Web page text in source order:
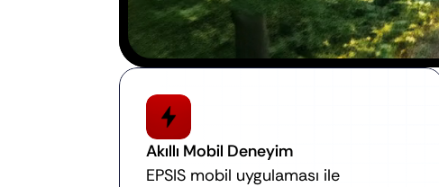
Akıllı Mobil Deneyim
EPSIS mobil uygulaması ile